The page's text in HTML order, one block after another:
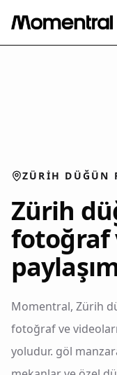
ZÜRIH DÜĞÜN
Zürih
fotoğraf
Momentral, Zürih
fotoğraf ve
yoludur. göl